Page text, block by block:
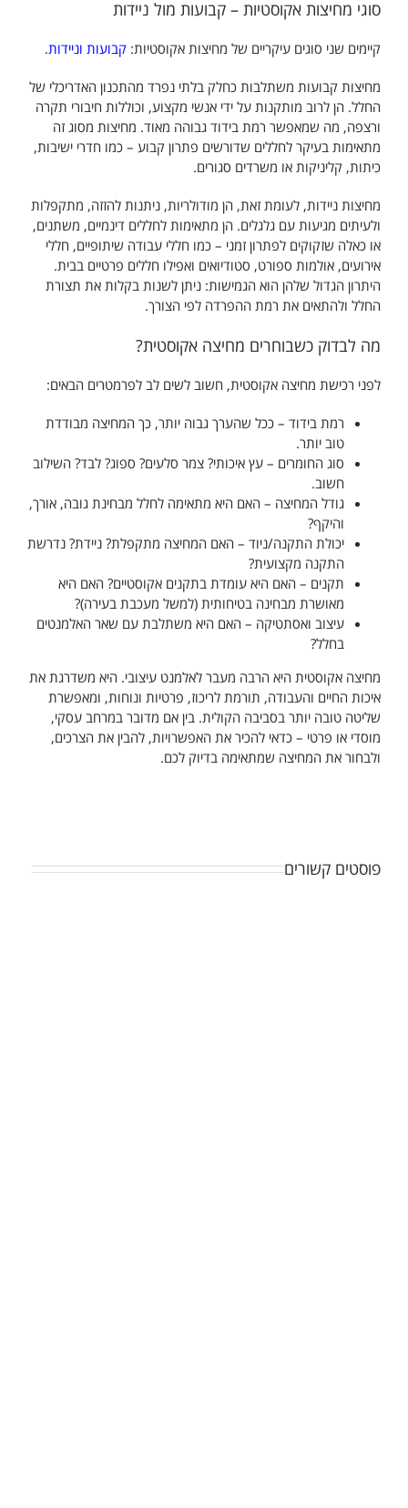
סוגי מחיצות אקוסטיות – קבועות מול ניידות
קיימים שני סוגים עיקריים של מחיצות אקוסטיות: קבועות וניידות.
מחיצות קבועות משתלבות כחלק בלתי נפרד מהתכנון האדריכלי של
החלל. הן לרוב מותקנות על ידי אנשי מקצוע, וכוללות חיבורי תקרה
ורצפה, מה שמאפשר רמת בידוד גבוהה מאוד. מחיצות מסוג זה
מתאימות בעיקר לחללים שדורשים פתרון קבוע – כמו חדרי ישיבות,
כיתות, קליניקות או משרדים סגורים.
מחיצות ניידות, לעומת זאת, הן מודולריות, ניתנות להזזה, מתקפלות
ולעיתים מגיעות עם גלגלים. הן מתאימות לחללים דינמיים, משתנים,
או כאלה שזקוקים לפתרון זמני – כמו חללי עבודה שיתופיים, חללי
אירועים, אולמות ספורט, סטודיואים ואפילו חללים פרטיים בבית.
היתרון הגדול שלהן הוא הגמישות: ניתן לשנות בקלות את תצורת
החלל ולהתאים את רמת ההפרדה לפי הצורך.
מה לבדוק כשבוחרים מחיצה אקוסטית?
לפני רכישת מחיצה אקוסטית, חשוב לשים לב לפרמטרים הבאים:
רמת בידוד – ככל שהערך גבוה יותר, כך המחיצה מבודדת
טוב יותר.
סוג החומרים – עץ איכותי? צמר סלעים? ספוג? לבד? השילוב
חשוב.
גודל המחיצה – האם היא מתאימה לחלל מבחינת גובה, אורך,
והיקף?
יכולת התקנה/ניוד – האם המחיצה מתקפלת? ניידת? נדרשת
התקנה מקצועית?
תקנים – האם היא עומדת בתקנים אקוסטיים? האם היא
מאושרת מבחינה בטיחותית (למשל מעכבת בעירה)?
עיצוב ואסתטיקה – האם היא משתלבת עם שאר האלמנטים
בחלל?
מחיצה אקוסטית היא הרבה מעבר לאלמנט עיצובי. היא משדרגת את
איכות החיים והעבודה, תורמת לריכוז, פרטיות ונוחות, ומאפשרת
שליטה טובה יותר בסביבה הקולית. בין אם מדובר במרחב עסקי,
מוסדי או פרטי – כדאי להכיר את האפשרויות, להבין את הצרכים,
ולבחור את המחיצה שמתאימה בדיוק לכם.
פוסטים קשורים